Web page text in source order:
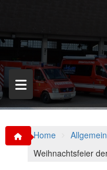
p
o
c
o
n
t
Home
Allgemein
Weihnachtsfeier